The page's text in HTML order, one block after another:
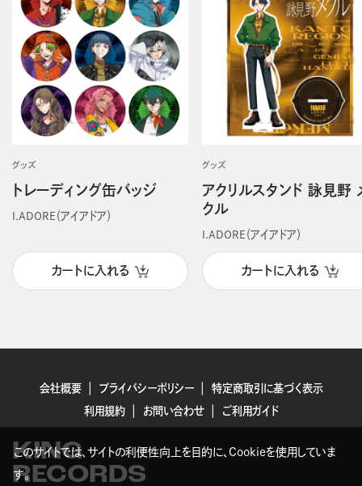
グッズ
トレーディング缶バッジ
I.ADORE（アイアドア）
カートに入れる
グッズ
アクリルスタンド 詠見野
クル
I.ADORE（アイアドア）
カートに入れる
会社概要 プライバシーポリシー
特定商取引に基づく表示
利用規約
お問い合わせ ご利用ガイド
KING
RECORDS
このサイトでは、サイトの利便性向上を目的に、Cookieを使用していま
す。